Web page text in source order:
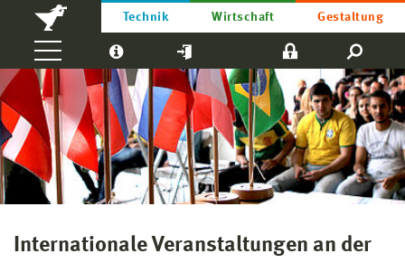
Technik Wirtschaft Gestaltung
Internationale Veranstaltungen an der